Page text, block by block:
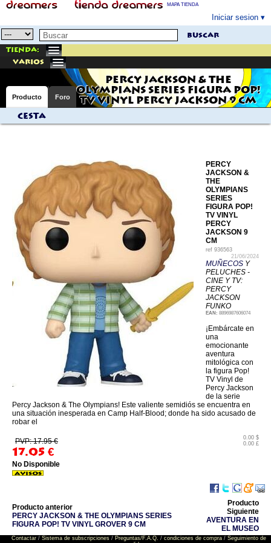
MAPA TIENDA
Iniciar sesion
buscar
Tienda:
varios
PERCY JACKSON & THE
OLYMPIANS SERIES FIGURA POP!
TV VINYL PERCY JACKSON 9 CM
Producto Foro
Cesta
PERCY
JACKSON &
THE
OLYMPIANS
SERIES
FIGURA POP!
TV VINYL
PERCY
JACKSON 9
CM
ref 936563
21/06/2024
MUÑECOS Y
PELUCHES -
CINE Y TV:
PERCY
JACKSON
FUNKO
EAN: 8896987606074
¡Embárcate en
una
emocionante
aventura
mitológica con
la figura Pop!
TV Vinyl de
Percy Jackson
de la serie
Percy Jackson & The Olympians! Este valiente semidiós se encuentra en
una situación inesperada en Camp Half-Blood; donde ha sido acusado de
robar el
PVP: 17.95 €
17.05 €
0.00 $
0.00 £
No Disponible
Producto anterior
PERCY JACKSON & THE OLYMPIANS SERIES
FIGURA POP! TV VINYL GROVER 9 CM
Producto
Siguiente
AVENTURA EN
EL MUSEO
Contactar/ Sistema de subscripciones/ Preguntas/F.A.Q. / condiciones de compra/ Seguimiento de